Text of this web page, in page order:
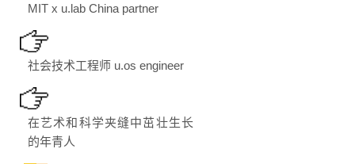
MIT x u.lab China partner
社会技术工程师 u.os engineer
在艺术和科学夹缝中茁壮生长
的年青人